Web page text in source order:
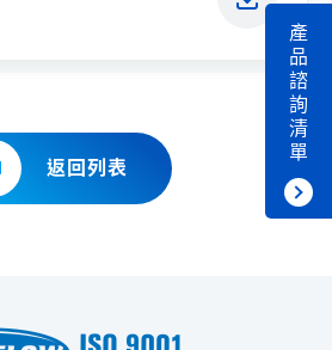
返回列表
產
品
諮
詢
清
單